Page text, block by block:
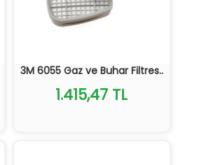
3M 6055 Gaz ve Buhar Filtres..
1.415,47 TL